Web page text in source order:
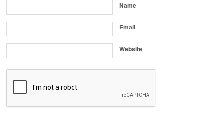
Name
Email
Website